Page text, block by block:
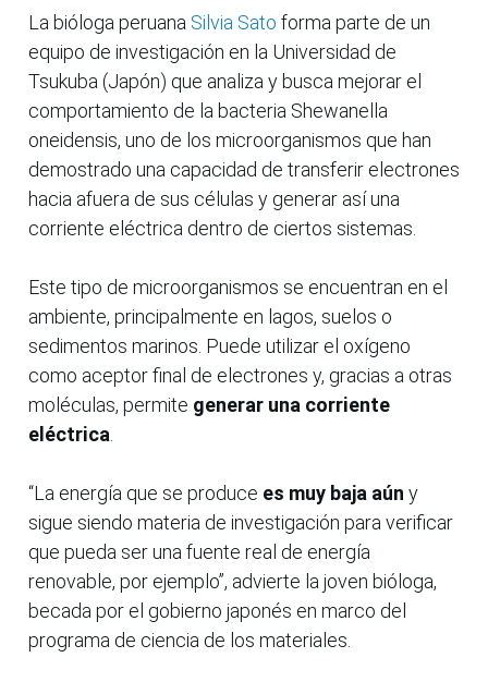
La bióloga peruana Silvia Sato forma parte de un
equipo de investigación en la Universidad de
Tsukuba (Japón) que analiza y busca mejorar el
comportamiento de la bacteria Shewanella
oneidensis, uno de los microorganismos que han
demostrado una capacidad de transferir electrones
hacia afuera de sus células y generar así una
corriente eléctrica dentro de ciertos sistemas.
Este tipo de microorganismos se encuentran en el
ambiente, principalmente en lagos, suelos o
sedimentos marinos. Puede utilizar el oxígeno
como aceptor final de electrones y, gracias a otras
moléculas, permite generar una corriente
eléctrica.
“La energía que se produce es muy baja aún y
sigue siendo materia de investigación para verificar
que pueda ser una fuente real de energía
renovable, por ejemplo”, advierte la joven bióloga,
becada por el gobierno japonés en marco del
programa de ciencia de los materiales.